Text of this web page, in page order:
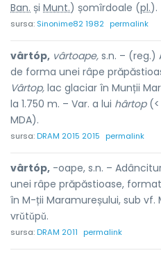
Ban. și Munt.) șomîrdoale (pl.).
sursa: Sinonime82 1982 permalink
vârtóp, vârtoape, s.n. – (reg.)
de forma unei râpe
Vârtop, lac glaciar în Munții
la 1.750 m. – Var. a lui hârtop(<
MDA).
sursa:DRAM 2015 2015 permalink
vârtóp, -oape, s.n. –
unei râpe prăpăstioase,
în M-ții Maramureșului, sub vf.
vrǔtǔpǔ.
sursa:DRAM 2011 permalink